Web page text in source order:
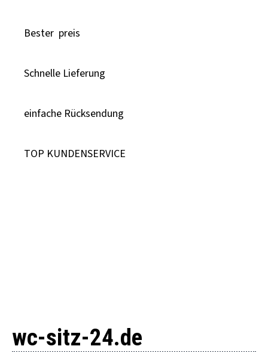
Bester preis
Schnelle Lieferung
einfache Rücksendung
TOP KUNDENSERVICE
wc-sitz-24.de